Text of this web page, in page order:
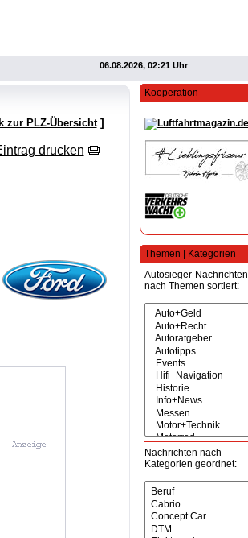
06.08.2026, 02:21 Uhr
Kooperation
Themen | Kategorien
Autosieger-Nachrichten
nach Themen sortiert:
Nachrichten nach
Kategorien geordnet:
zur PLZ-Übersicht]
drucken